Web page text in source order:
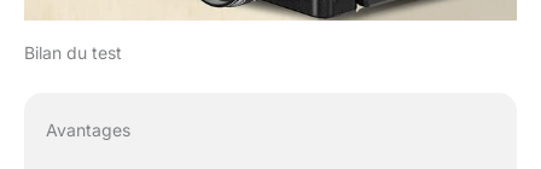
les débutants, les
Bilan du test
Avantages